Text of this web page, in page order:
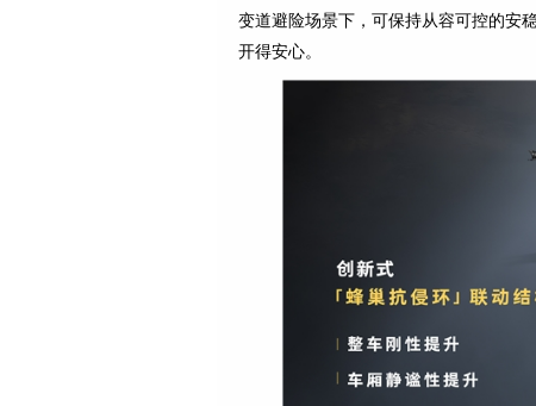
变道避险场景下，可保持从容可控的安
开得安心。